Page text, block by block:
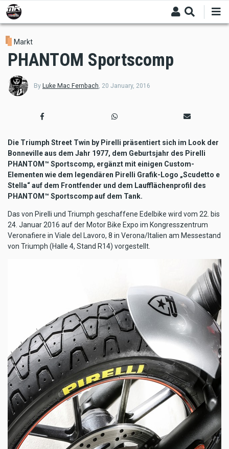
Skip
to
main
content
Markt
PHANTOM Sportscomp
By Luke Mac Fernbach 20 January, 2016
Die Triumph Street Twin by Pirelli präsentiert sich im Look der
Bonneville aus dem Jahr 1977, dem Geburtsjahr des Pirelli
PHANTOM™ Sportscomp, ergänzt mit einigen Custom-
Elementen wie dem legendären Pirelli Grafik-Logo „Scudetto e
Stella“ auf dem Frontfender und dem Laufflächenprofil des
PHANTOM™ Sportscomp auf dem Tank.
Das von Pirelli und Triumph geschaffene Edelbike wird vom 22. bis
24. Januar 2016 auf der Motor Bike Expo im Kongresszentrum
Veronafiere in Viale del Lavoro, 8 in Verona/Italien am Messestand
von Triumph (Halle 4, Stand R14) vorgestellt.